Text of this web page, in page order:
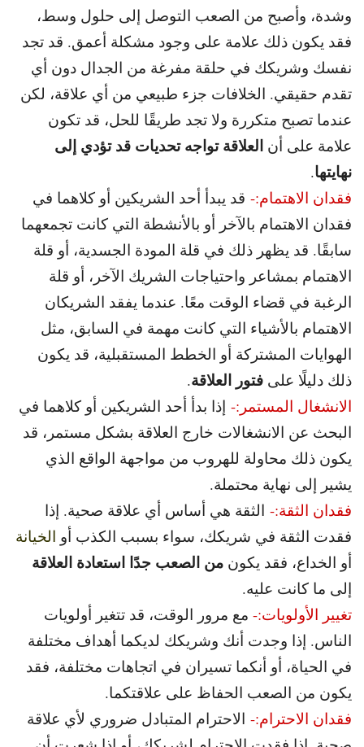
وشدة، وأصبح من الصعب التوصل إلى حلول وسط،
فقد يكون ذلك علامة على وجود مشكلة أعمق. قد تجد
نفسك وشريكك في حلقة مفرغة من الجدال دون أي
تقدم حقيقي. الخلافات جزء طبيعي من أي علاقة، لكن
عندما تصبح متكررة ولا تجد طريقًا للحل، قد تكون
علامة على أن العلاقة تواجه تحديات قد تؤدي إلى
نهايتها.
فقدان الاهتمام:- قد يبدأ أحد الشريكين أو كلاهما في
فقدان الاهتمام بالآخر أو بالأنشطة التي كانت تجمعهما
سابقًا. قد يظهر ذلك في قلة المودة الجسدية، أو قلة
الاهتمام بمشاعر واحتياجات الشريك الآخر، أو قلة
الرغبة في قضاء الوقت معًا. عندما يفقد الشريكان
الاهتمام بالأشياء التي كانت مهمة في السابق، مثل
الهوايات المشتركة أو الخطط المستقبلية، قد يكون
ذلك دليلًا على فتور العلاقة.
الانشغال المستمر:- إذا بدأ أحد الشريكين أو كلاهما في
البحث عن الانشغالات خارج العلاقة بشكل مستمر، قد
يكون ذلك محاولة للهروب من مواجهة الواقع الذي
يشير إلى نهاية محتملة.
فقدان الثقة:- الثقة هي أساس أي علاقة صحية. إذا
فقدت الثقة في شريكك، سواء بسبب الكذب أو الخيانة
أو الخداع، فقد يكون من الصعب جدًا استعادة العلاقة
إلى ما كانت عليه.
تغيير الأولويات:- مع مرور الوقت، قد تتغير أولويات
الناس. إذا وجدت أنك وشريكك لديكما أهداف مختلفة
في الحياة، أو أنكما تسيران في اتجاهات مختلفة، فقد
يكون من الصعب الحفاظ على علاقتكما.
فقدان الاحترام:- الاحترام المتبادل ضروري لأي علاقة